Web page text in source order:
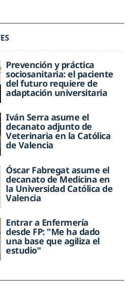
Prevención y práctica
sociosanitaria: el paciente
del futuro requiere de
adaptación universitaria
Iván Serra asume el
decanato adjunto de
Veterinaria en la Católica
de Valencia
Óscar Fabregat asume el
decanato de Medicina en
la Universidad Católica de
Valencia
Entrar a Enfermería
desde FP: "Me ha dado
una base que agiliza el
estudio"